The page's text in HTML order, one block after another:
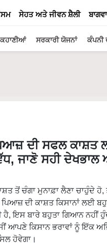
ਸੇਹਤ ਅਤੇ ਜੀਵਨ ਸ਼ੈਲੀ
ਸਰਕਾਰੀ ਯੋਜਨਾਂ ਕੰਪਨੀ
ਦੀ ਸਫਲ
ਜਾਣੋ ਸਹੀ
ਤੋਂ ਚੰਗਾ ਮੁਨਾਫ਼ਾ ਲੈਣਾ ਚਾਹੁੰਦੇ
ਦੀ ਕਾਸ਼ਤ ਕਿਸਾਨਾਂ ਲਈ
ਹੈ, ਇਸ ਬਾਰੇ ਬਹੁਤਾ ਗਿਆਨ ਨਹੀਂ
ਆਪਣੇ ਕਿਸਾਨ ਭਰਾਵਾਂ ਨੂੰ ਇੱਕ
ਹੋਵੇਗਾ।